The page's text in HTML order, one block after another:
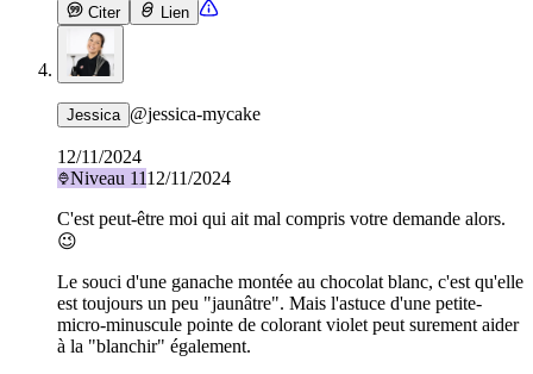
Citer Lien
Jessica @jessica-mycake
12/11/2024
Niveau 1112/11/2024
C'est peut-être moi qui ait mal compris votre demande alors.
😉
Le souci d'une ganache montée au chocolat blanc, c'est qu'elle
est toujours un peu "jaunâtre". Mais l'astuce d'une petite-
micro-minuscule pointe de colorant violet peut surement aider
à la "blanchir" également.